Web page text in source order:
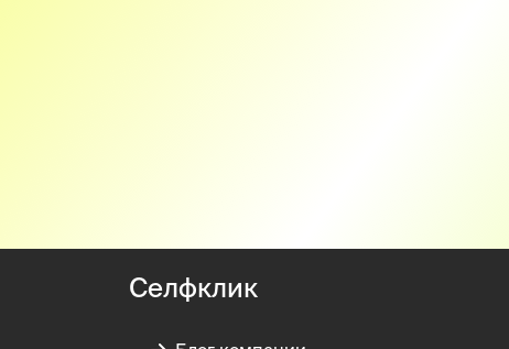
Селфклик